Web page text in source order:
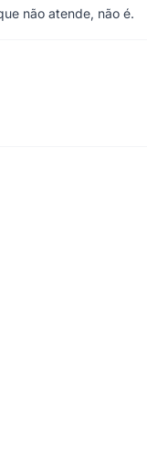
não atende, não é.